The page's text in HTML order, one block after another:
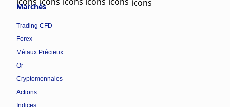
Marchés
Trading CFD
Forex
Métaux Précieux
Or
Cryptomonnaies
Actions
Indices